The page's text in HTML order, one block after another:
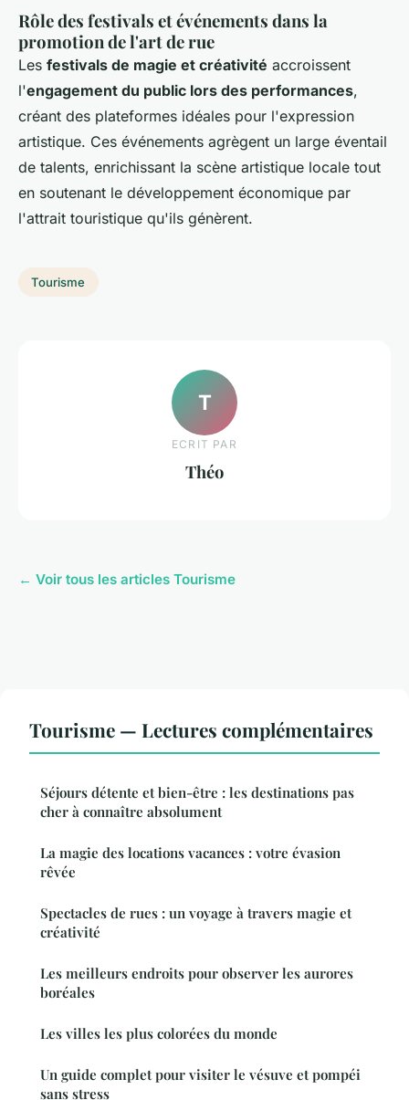
Rôle des festivals et événements dans la
promotion de l'art de rue
Les festivals de magie et créativité accroissent
l'engagement du public lors des performances,
créant des plateformes idéales pour l'expression
artistique. Ces événements agrègent un large éventail
de talents, enrichissant la scène artistique locale tout
en soutenant le développement économique par
l'attrait touristique qu'ils génèrent.
Tourisme
T
ECRIT PAR
Théo
← Voir tous les articles Tourisme
Tourisme — Lectures complémentaires
Séjours détente et bien-être : les destinations pas
cher à connaître absolument
La magie des locations vacances : votre évasion
rêvée
Spectacles de rues : un voyage à travers magie et
créativité
Les meilleurs endroits pour observer les aurores
boréales
Les villes les plus colorées du monde
Un guide complet pour visiter le vésuve et pompéi
sans stress